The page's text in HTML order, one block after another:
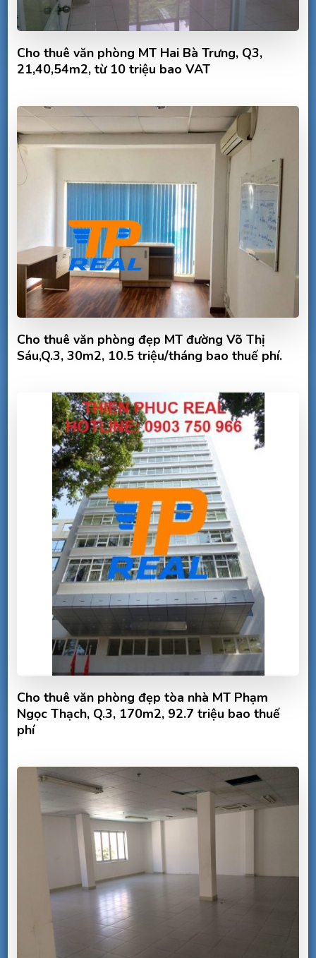
Cho thuê văn phòng MT Hai Bà Trưng, Q3,
21,40,54m2, từ 10 triệu bao VAT
Cho thuê văn phòng đẹp MT đường Võ Thị
Sáu,Q.3, 30m2, 10.5 triệu/tháng bao thuế phí.
Cho thuê văn phòng đẹp tòa nhà MT Phạm
Ngọc Thạch, Q.3, 170m2, 92.7 triệu bao thuế
phí